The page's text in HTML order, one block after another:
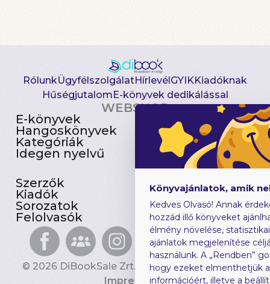
RólunkÜgyfélszolgálatHírlevélGYIKKiadóknak
HűségjutalomE-könyvek dedikálással
WEBSHOP
E-könyvek
Hangoskönyvek
Kategóriák
Idegen nyelvű
Csomagajánlatok
Akciósak
Előjegyezhetők
Újdonságok
Szerzők
Kiadók
Sorozatok
Felolvasók
Gyerekkönyvek
Heti toplista
Ajándékutalvány
Blog
© 2026 DiBookSale Zrt. Minden jog fenntartva.
Impresszum
Könyvajánlatok, amik
Kedves Olvasó! Annak
hozzád illő könyveket
élmény növelése,
ajánlatok megjelenítése
használunk. A „Rendben”
hogy ezeket elmenthetjük
információért, illetve a